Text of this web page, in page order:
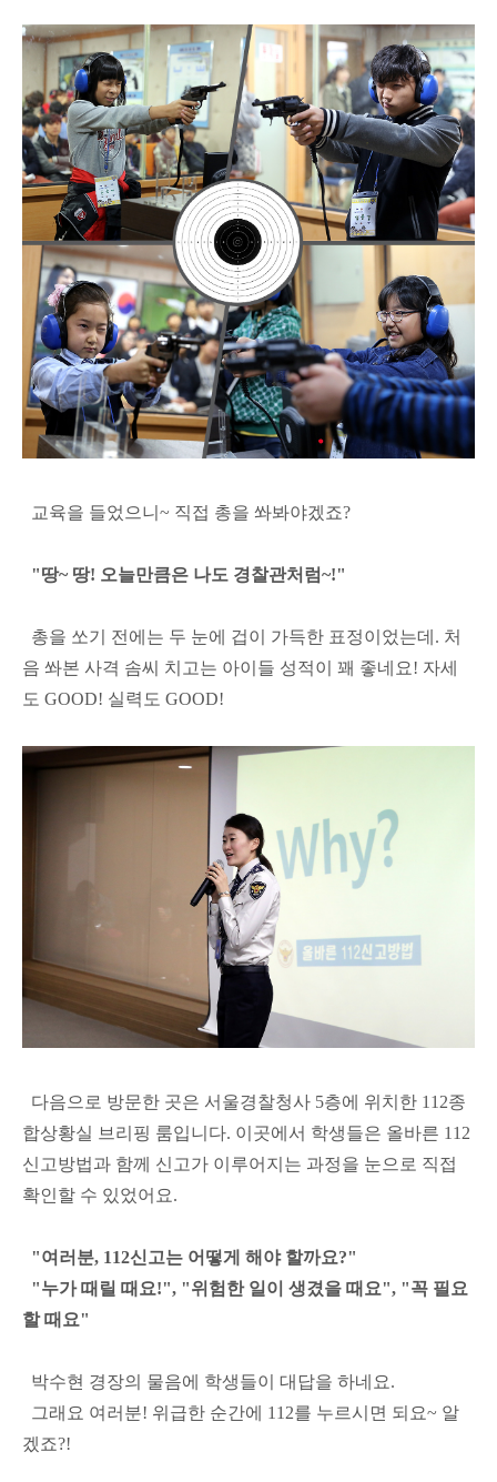
교육을 들었으니~ 직접 총을 쏴봐야겠죠?
"땅~ 땅! 오늘만큼은 나도 경찰관처럼~!"
총을 쏘기 전에는 두 눈에 겁이 가득한 표정이었는데. 처
음 쏴본 사격 솜씨 치고는 아이들 성적이 꽤 좋네요! 자세
도 GOOD! 실력도 GOOD!
다음으로 방문한 곳은 서울경찰청사 5층에 위치한 112종
합상황실 브리핑 룸입니다. 이곳에서 학생들은 올바른 112
신고방법과 함께 신고가 이루어지는 과정을 눈으로 직접
확인할 수 있었어요.
"여러분, 112신고는 어떻게 해야 할까요?"
"누가 때릴 때요!", "위험한 일이 생겼을 때요", "꼭 필요
할 때요"
박수현 경장의 물음에 학생들이 대답을 하네요.
그래요 여러분! 위급한 순간에 112를 누르시면 되요~ 알
겠죠?!